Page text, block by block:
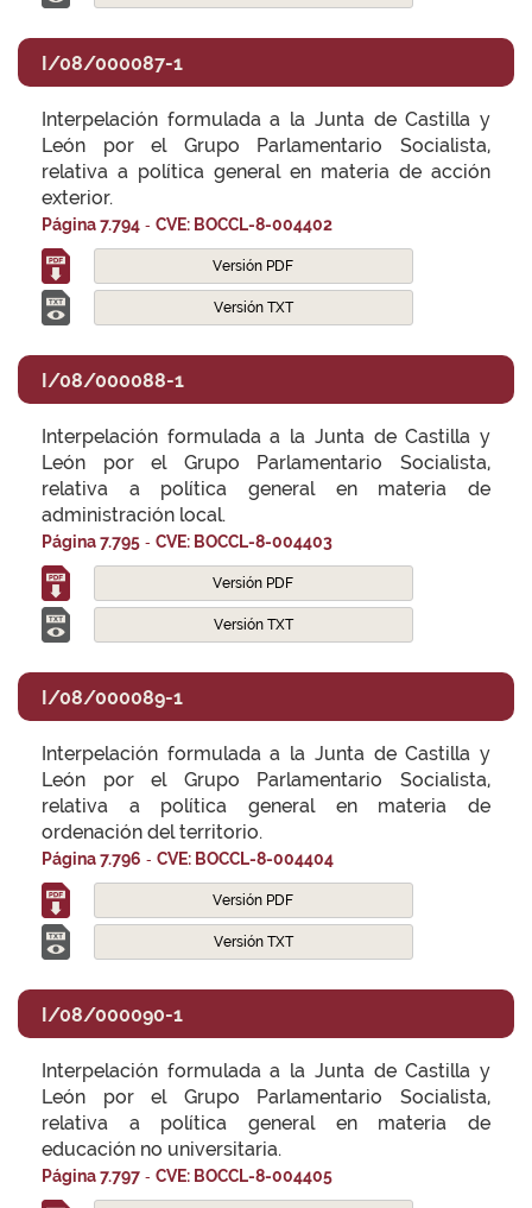
I/08/000087-1
Interpelación formulada a la Junta de Castilla y
León por el Grupo Parlamentario Socialista,
relativa a política general en materia de acción
exterior.
Página 7.794 - CVE: BOCCL-8-004402
Versión PDF
Versión TXT
I/08/000088-1
Interpelación formulada a la Junta de Castilla y
León por el Grupo Parlamentario Socialista,
relativa a política general en materia de
administración local.
Página 7.795 - CVE: BOCCL-8-004403
Versión PDF
Versión TXT
I/08/000089-1
Interpelación formulada a la Junta de Castilla y
León por el Grupo Parlamentario Socialista,
relativa a política general en materia de
ordenación del territorio.
Página 7.796 - CVE: BOCCL-8-004404
Versión PDF
Versión TXT
I/08/000090-1
Interpelación formulada a la Junta de Castilla y
León por el Grupo Parlamentario Socialista,
relativa a política general en materia de
educación no universitaria.
Página 7.797 - CVE: BOCCL-8-004405